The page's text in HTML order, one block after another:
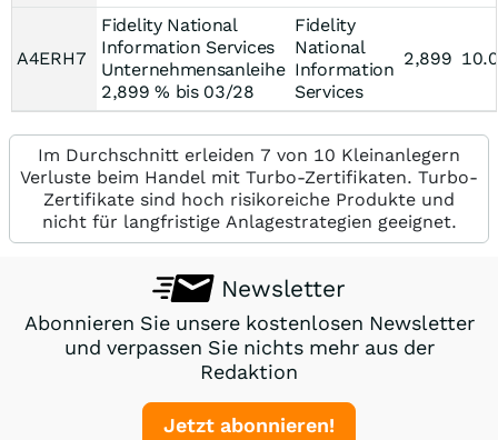
A4ERH7
Fidelity National
Information Services
Unternehmensanleihe
2,899 % bis 03/28
Fidelity
National
Information
Services
2,899
Im Durchschnitt erleiden 7 von 10 Kleinanlegern
Verluste beim Handel mit Turbo-Zertifikaten. Turbo-
Zertifikate sind hoch risikoreiche Produkte und
nicht für langfristige Anlagestrategien geeignet.
Newsletter
Abonnieren Sie unsere kostenlosen Newsletter
und verpassen Sie nichts mehr aus der
Redaktion
Jetzt abonnieren!